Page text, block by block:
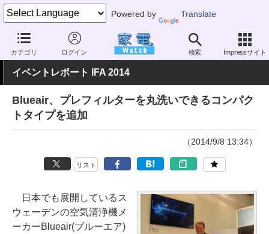
Powered by Translate
カテゴリ ログイン 検索 Impressサイト
家電 Watch イベント IFA 2014
イベントレポート IFA 2014
Blueair、プレフィルターを丸洗いできるコンパク
トタイプを追加
（2014/9/8 13:34）
リスト
日本でも展開しているス
ウェーデンの空気清浄機メ
ーカーBlueair(ブルーエア)